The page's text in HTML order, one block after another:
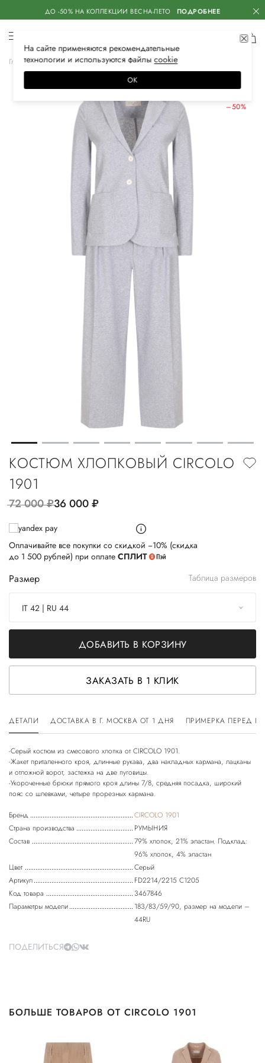
ДО -50% НА КОЛЛЕКЦИИ ВЕСНА-ЛЕТО ПОДРОБНЕЕ
Главная Женская Одежда Костюмы Классический костюм
–50%
КОСТЮМ ХЛОПКОВЫЙ CIRCOLO
1901
72 000руб.36 000руб.
Оплачивайте все покупки со скидкой −10% (скидка
до 1 500 рублей) при оплате СПЛИТ
Размер Таблица размеров
IT 42 | RU 44
ДОБАВИТЬ В КОРЗИНУ
ЗАКАЗАТЬ В 1 КЛИК
ДЕТАЛИ ДОСТАВКА В Г. МОСКВА ОТ 1 ДНЯ ПРИМЕРКА ПЕРЕД
-Серый костюм из смесового хлопка от CIRCOLO 1901.
-Жакет приталенного кроя, длинные рукава, два накладных кармана, лацканы
и отложной ворот, застежка на две пуговицы.
-Укороченные брюки прямого кроя длины 7/8, средняя посадка, широкий
Бренд
CIRCOLO 1901
Страна производства
РУМЫНИЯ
Состав
79% хлопок, 21% эластан. Подклад:
96% хлопок, 4% эластан
Цвет
Серый
Артикул
FD2214/2215 C1205
Код товара
3467846
Параметры модели
183/83/59/90, размер на модели –
44RU
ПОДЕЛИТЬСЯ
БОЛЬШЕ ТОВАРОВ ОТ CIRCOLO 1901
На сайте применяются рекомендательные
технологии и используются файлысооkiе
ОК